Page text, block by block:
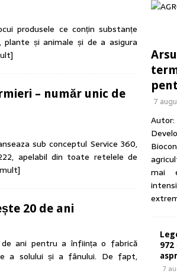
produsele ce conțin substanțe
și animale și de a asigura
– număr unic de
sub conceptul Service 360,
apelabil din toate retelele de
20 de ani
de ani pentru a înființa o fabrică
a solului și a fânului. De fapt,
7
mai
7